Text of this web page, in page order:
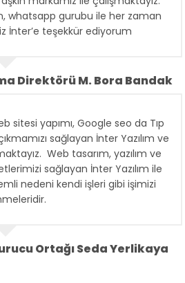
whatsapp gurubu ile her zaman
İnter’e teşekkür ediyorum
Direktörü M. Bora Bandak
sitesi yapımı, Google seo da Tıp
sağlayan İnter Yazılım ve
Web tasarım, yazılım ve
sağlayan İnter Yazılım ile
nedeni kendi işleri gibi işimizi
Ortağı Seda Yerlikaya